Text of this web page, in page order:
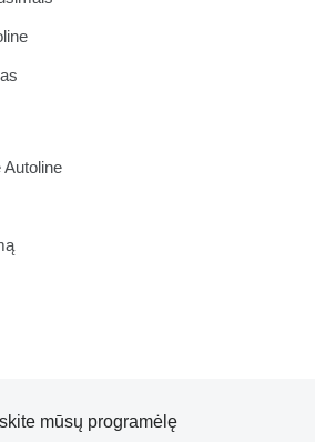
mūsų programėlę